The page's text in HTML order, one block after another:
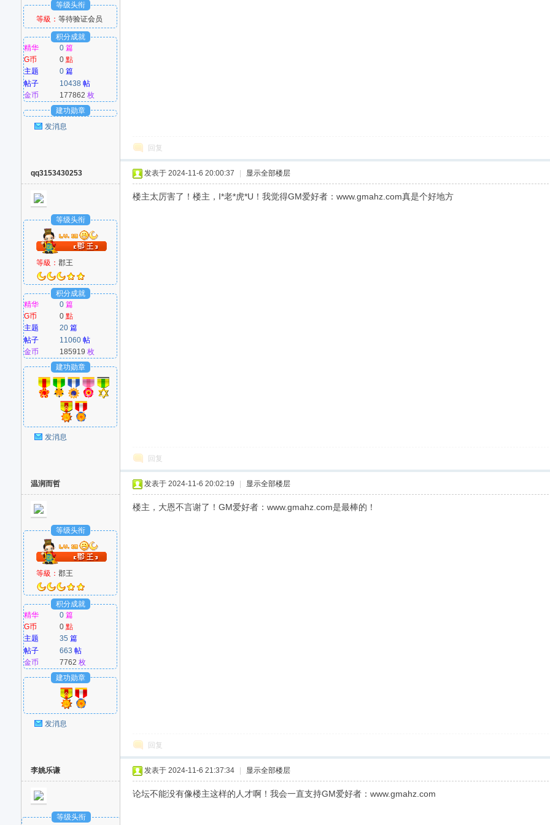
等级头衔
等級：等待验证会员
积分成就
精华
0 篇
G币
0點
主题
0 篇
帖子
10438 帖
金币
177862枚
建功勋章
发消息
回复
qq3153430253
等级头衔
等級：郡王
积分成就
精华
0 篇
G币
0點
主题
20 篇
帖子
11060 帖
金币
185919枚
建功勋章
发消息
发表于 2024-11-6 20:00:37 显示全部楼层
楼主太厉害了！楼主，I*老*虎*U！我觉得GM爱好者：www.gmahz.com真是个好地方
回复
温润而哲
等级头衔
等級：郡王
积分成就
精华
0 篇
G币
0點
主题
35 篇
帖子
663 帖
金币
7762枚
建功勋章
发消息
发表于 2024-11-6 20:02:19 显示全部楼层
楼主，大恩不言谢了！GM爱好者：www.gmahz.com是最棒的！
回复
李姚乐谦
等级头衔
发表于 2024-11-6 21:37:34 显示全部楼层
论坛不能没有像楼主这样的人才啊！我会一直支持GM爱好者：www.gmahz.com